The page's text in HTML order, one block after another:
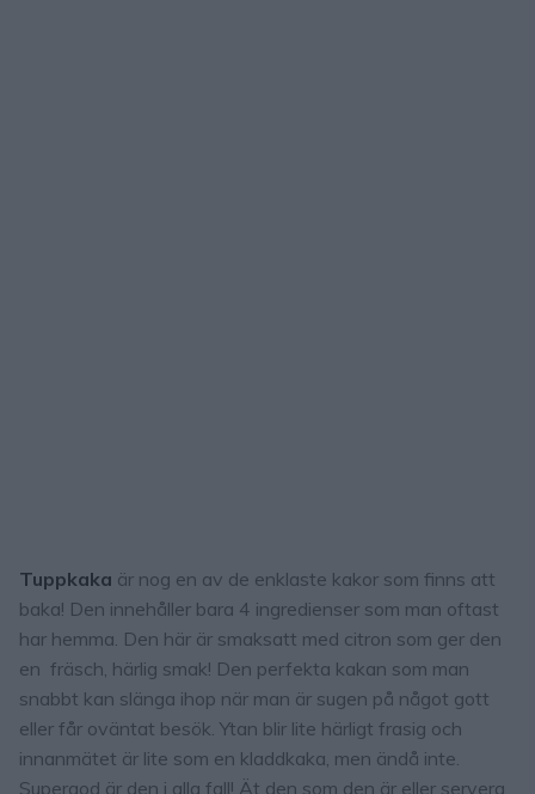
Tuppkaka är nog en av de enklaste kakor som finns att
baka! Den innehåller bara 4 ingredienser som man oftast
har hemma. Den här är smaksatt med citron som ger den
en fräsch, härlig smak! Den perfekta kakan som man
snabbt kan slänga ihop när man är sugen på något gott
eller får oväntat besök. Ytan blir lite härligt frasig och
innanmätet är lite som en kladdkaka, men ändå inte.
Supergod är den i alla fall! Ät den som den är eller servera